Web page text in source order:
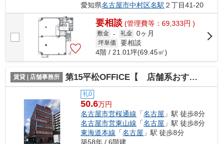
愛知県名古屋市中村区名駅 ２丁目41-20
要相談 (管理費等：69,333円 )
敷金 - 礼金 0ヶ月
坪単価
要相談
4階 / 21.01坪(69.45㎡)
賃貸 | 店舗事務所 第15平松OFFICE【 店舗系おすすめ 】
礼0
50.6万円
名古屋市営桜通線 「名古屋 」駅 徒歩8分
名古屋市営東山線 「名古屋 」駅 徒歩8分
東海道本線 「名古屋 」駅 徒歩8分
築58年 / 6階建